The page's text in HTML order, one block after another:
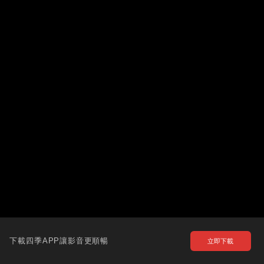
下載四季APP讓影音更順暢 立即下載